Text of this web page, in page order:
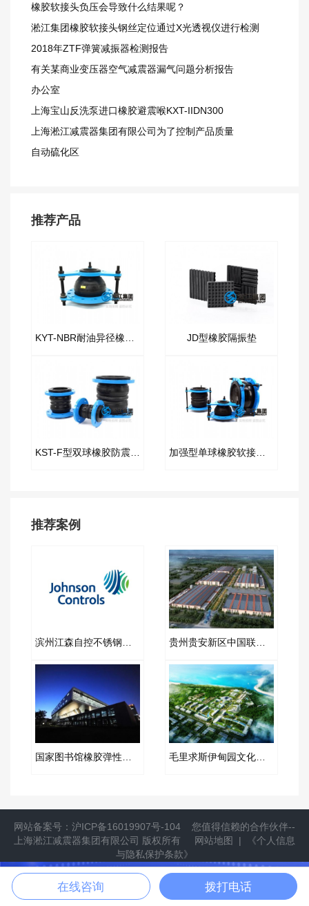
橡胶软接头负压会导致什么结果呢？
淞江集团橡胶软接头钢丝定位通过X光透视仪进行检测
2018年ZTF弹簧减振器检测报告
有关某商业变压器空气减震器漏气问题分析报告
办公室
上海宝山反洗泵进口橡胶避震喉KXT-IIDN300
上海淞江减震器集团有限公司为了控制产品质量
自动硫化区
推荐产品
JD型橡胶隔振垫
推荐案例
提供隔振方案
拨打021-6697 7771，获取更多产品信息
立即拨打
网站备案号： 沪ICP备16019907号-104
您值得信赖的合作伙伴--
上海淞江减震器集团有限公司 版权所有 网站地图 |
《个人信息
与隐私保护条款》
在线咨询 拨打电话